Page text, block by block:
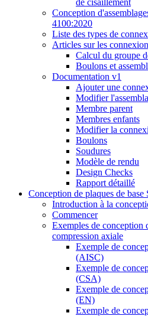
de cisaillement
Conception
4100:2020
Liste des types de
Articles sur les
Calcul du groupe
Boulons et
Documentation v1
Ajouter une
Modifier
Membre parent
Membres enfants
Modifier la
Boulons
Soudures
Modèle de rendu
Design Checks
Rapport détaillé
Conception de plaques de
Introduction à la
Commencer
Exemples de conception
compression axiale
Exemple de
(AISC)
Exemple de
(CSA)
Exemple de
(EN)
Exemple de